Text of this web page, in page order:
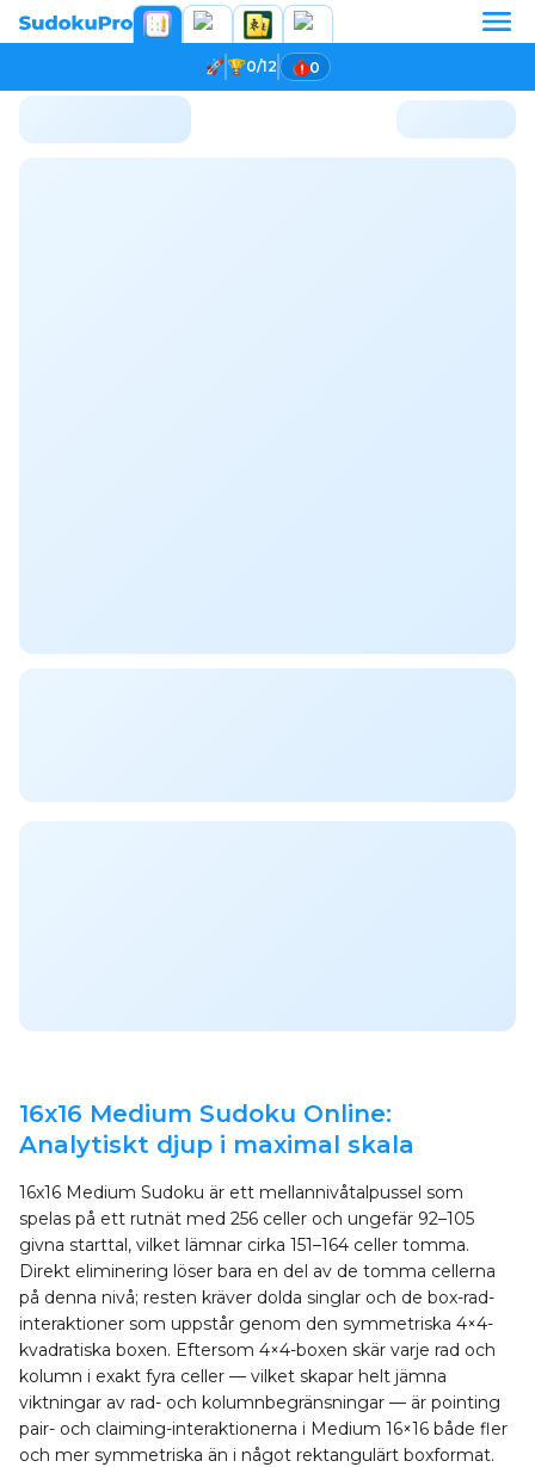
0/12 0
16x16 Medium Sudoku Online:
Analytiskt djup i maximal skala
16x16 Medium Sudoku är ett mellannivåtalpussel som
spelas på ett rutnät med 256 celler och ungefär 92–105
givna starttal, vilket lämnar cirka 151–164 celler tomma.
Direkt eliminering löser bara en del av de tomma cellerna
på denna nivå; resten kräver dolda singlar och de box-rad-
interaktioner som uppstår genom den symmetriska 4×4-
kvadratiska boxen. Eftersom 4×4-boxen skär varje rad och
kolumn i exakt fyra celler — vilket skapar helt jämna
viktningar av rad- och kolumnbegränsningar — är pointing
pair- och claiming-interaktionerna i Medium 16×16 både fler
och mer symmetriska än i något rektangulärt boxformat.